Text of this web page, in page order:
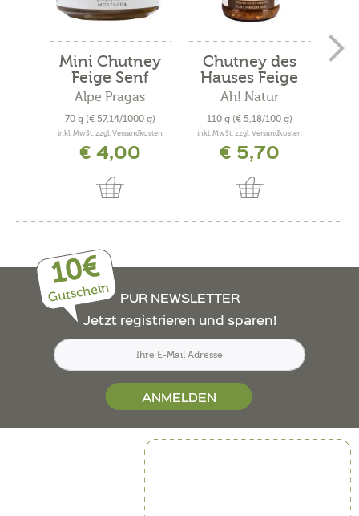
Mini Chutney
Feige Senf
Alpe Pragas
70 g (€ 57,14/1000 g)
inkl. MwSt. zzgl. Versandkosten
€ 4,00
Chutney des
Hauses Feige
und...
Ah! Natur
110 g (€ 5,18/100 g)
inkl. MwSt. zzgl. Versandkosten
€ 5,70
10€
Gutschein
PUR NEWSLETTER
Jetzt registrieren und sparen!
ANMELDEN